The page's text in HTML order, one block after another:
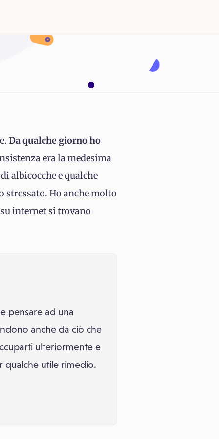
Da qualche giorno ho
era la medesima
albicocche e qualche
stressato. Ho anche molto
su internet si trovano
pensare ad una
anche da ciò che
ulteriormente e
qualche utile rimedio.